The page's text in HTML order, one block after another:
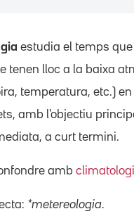
estudia el temps que
tenen lloc a la baixa
temperatura, etc.)
amb l'objectiu
a curt termini.
amb
*metereologia.